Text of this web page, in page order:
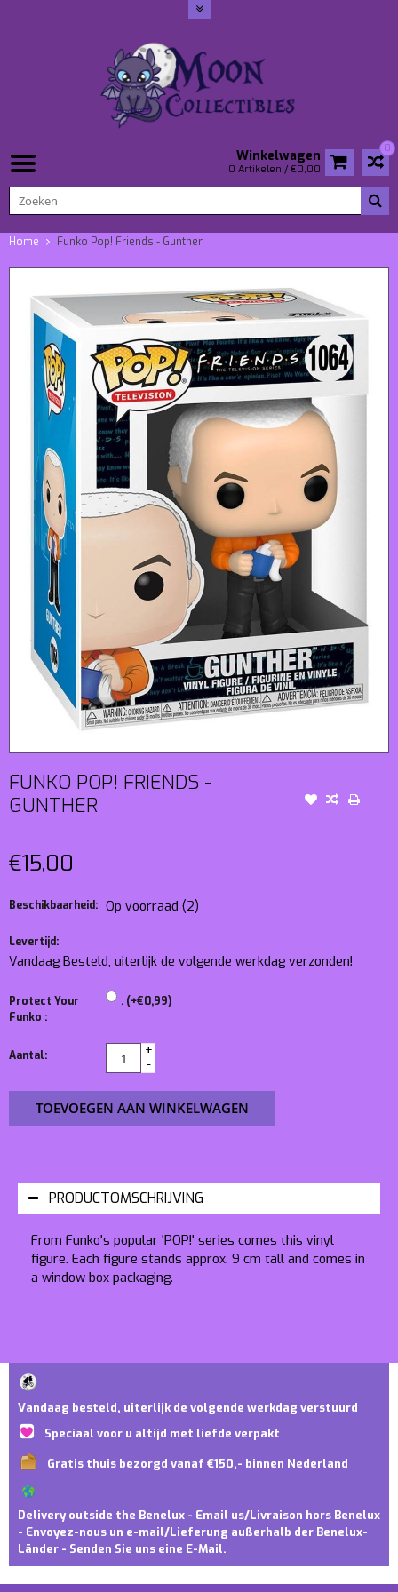
0
Winkelwagen
0 Artikelen / €0,00
Home Funko Pop! Friends - Gunther
FUNKO POP! FRIENDS -
GUNTHER
€15,00
Beschikbaarheid: Op voorraad (2)
Levertijd:
Vandaag Besteld, uiterlijk de volgende werkdag verzonden!
Protect Your
Funko :
. (+€0,99)
Aantal:
+
-
TOEVOEGEN AAN WINKELWAGEN
PRODUCTOMSCHRIJVING
From Funko's popular 'POP!' series comes this vinyl
figure. Each figure stands approx. 9 cm tall and comes in
a window box packaging.
Vandaag besteld, uiterlijk de volgende werkdag verstuurd
Speciaal voor u altijd met liefde verpakt
Gratis thuis bezorgd vanaf €150,- binnen Nederland
Delivery outside the Benelux - Email us/Livraison hors Benelux
- Envoyez-nous un e-mail/Lieferung außerhalb der Benelux-
Länder - Senden Sie uns eine E-Mail.